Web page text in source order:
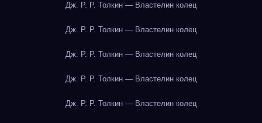
Дж. Р. Р. Толкин — Властелин колец
Дж. Р. Р. Толкин — Властелин колец
Дж. Р. Р. Толкин — Властелин колец
Дж. Р. Р. Толкин — Властелин колец
Дж. Р. Р. Толкин — Властелин колец